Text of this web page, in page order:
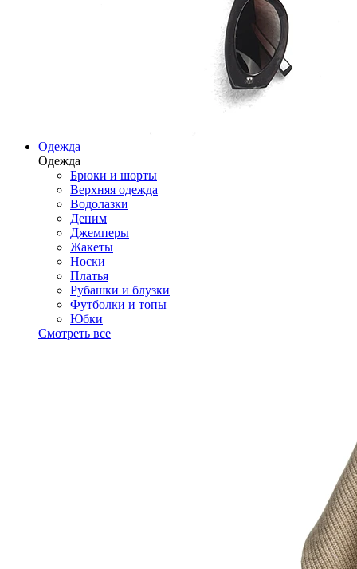
Одежда
Одежда
Брюки и шорты
Верхняя одежда
Водолазки
Деним
Джемперы
Жакеты
Носки
Платья
Рубашки и блузки
Футболки и топы
Юбки
Смотреть все